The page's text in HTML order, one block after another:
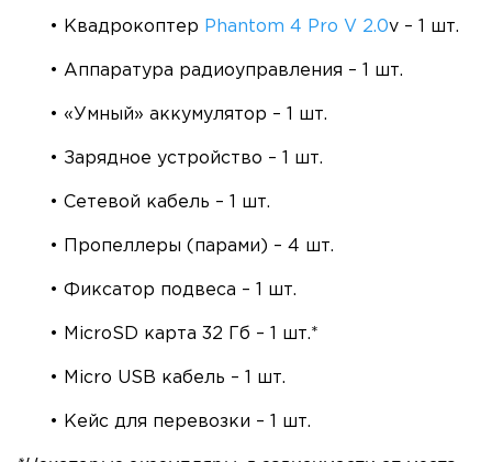
• Квадрокоптер Phantom 4 Pro V 2.0v – 1 шт.
• Аппаратура радиоуправления – 1 шт.
• «Умный» аккумулятор – 1 шт.
• Зарядное устройство – 1 шт.
• Сетевой кабель – 1 шт.
• Пропеллеры (парами) – 4 шт.
• Фиксатор подвеса – 1 шт.
• MicroSD карта 32 Гб – 1 шт.*
• Micro USB кабель – 1 шт.
• Кейс для перевозки – 1 шт.